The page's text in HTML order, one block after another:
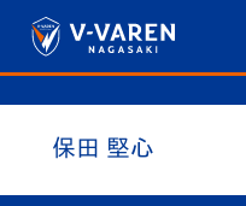
保田 堅心